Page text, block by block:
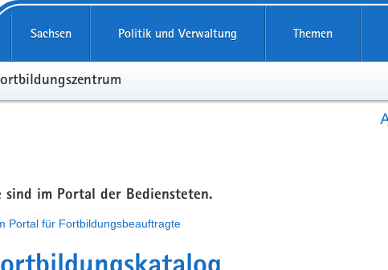
Sachsen Politik und Verwaltung Themen
sind im Portal der Bediensteten.
Portal für Fortbildungsbeauftragte